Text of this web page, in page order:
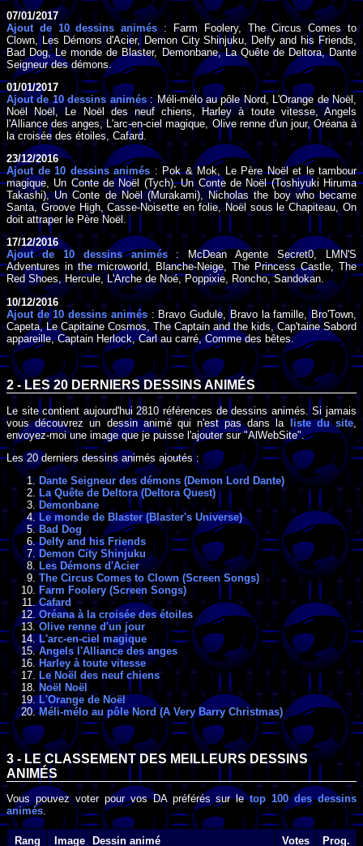
07/01/2017
Ajout de 10 dessins animés: Farm Foolery, The Circus Comes to
Clown, Les Démons d'Acier, Demon City Shinjuku, Delfy and his Friends,
Bad Dog, Le monde de Blaster, Demonbane, La Quête de Deltora, Dante
Seigneur des démons.
01/01/2017
Ajout de 10 dessins animés: Méli-mélo au pôle Nord, L'Orange de Noël,
Noël Noël, Le Noël des neuf chiens, Harley à toute vitesse, Angels
l'Alliance des anges, L'arc-en-ciel magique, Olive renne d'un jour, Oréana à
la croisée des étoiles, Cafard.
23/12/2016
Ajout de 10 dessins animés : Pok & Mok, Le Père Noël et le tambour
magique, Un Conte de Noël (Tych), Un Conte de Noël (Toshiyuki Hiruma
Takashi), Un Conte de Noël (Murakami), Nicholas the boy who became
Santa, Groove High, Casse-Noisette en folie, Noël sous le Chapiteau, On
doit attraper le Père Noël.
17/12/2016
Ajout de 10 dessins animés: McDean Agente Secret0, LMN'S
Adventures in the microworld, Blanche-Neige, The Princess Castle, The
Red Shoes, Hercule, L'Arche de Noé, Poppixie, Roncho, Sandokan.
10/12/2016
Ajout de 10 dessins animés: Bravo Gudule, Bravo la famille, Bro'Town,
Capeta, Le Capitaine Cosmos, The Captain and the kids, Cap'taine Sabord
appareille, Captain Herlock, Carl au carré, Comme des bêtes.
2 - LES 20 DERNIERS DESSINS ANIMÉS
Le site contient aujourd'hui 2810 références de dessins animés. Si jamais
vous découvrez un dessin animé qui n'est pas dans la liste du site
envoyez-moi une image que je puisse l'ajouter sur "AlWebSite".
Les 20 derniers dessins animés ajoutés :
Dante Seigneur des démons (Demon Lord Dante)
La Quête de Deltora (Deltora Quest)
Demonbane
Le monde de Blaster (Blaster's Universe)
Bad Dog
Delfy and his Friends
Demon City Shinjuku
Les Démons d'Acier
The Circus Comes to Clown (Screen Songs)
Farm Foolery (Screen Songs)
Cafard
Oréana à la croisée des étoiles
Olive renne d'un jour
L'arc-en-ciel magique
Angels l'Alliance des anges
Harley à toute vitesse
Le Noël des neuf chiens
Noël Noël
L'Orange de Noël
Méli-mélo au pôle Nord (A Very Barry Christmas)
3 - LE CLASSEMENT DES MEILLEURS DESSINS
ANIMÉS
Vous pouvez voter pour vos DA préférés sur letop 100 des dessins
animés.
Rang Image Dessin animé Votes Prog.